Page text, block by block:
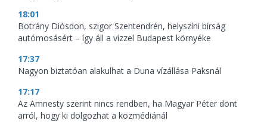
18:01
Botrány Diósdon, szigor Szentendrén, helyszíni bírság
autómosásért – így áll a vízzel Budapest környéke
17:37
Nagyon biztatóan alakulhat a Duna vízállása Paksnál
17:17
Az Amnesty szerint nincs rendben, ha Magyar Péter dönt
arról, hogy ki dolgozhat a közmédiánál